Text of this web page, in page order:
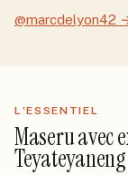
@marcdelyon42
L'ESSENTIEL
Maseru avec
Teyateyaneng